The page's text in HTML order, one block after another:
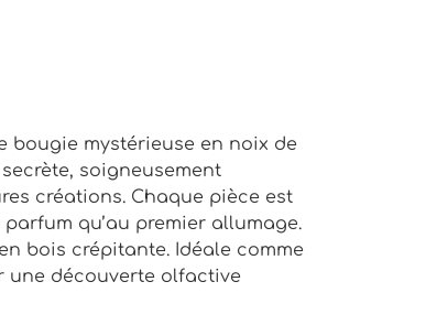
bougie mystérieuse en noix de
soigneusement
créations. Chaque pièce est
qu’au premier allumage.
bois crépitante. Idéale comme
une découverte olfactive